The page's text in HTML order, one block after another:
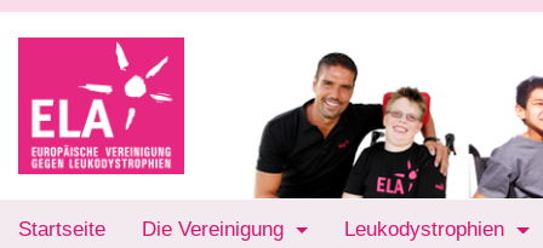
Startseite Die Vereinigung Leukodystrophien